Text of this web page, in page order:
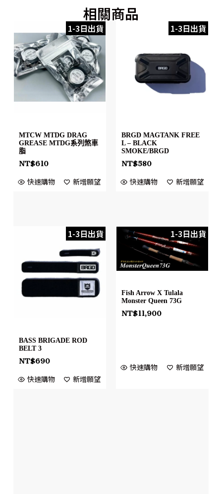
相關商品
1-3日出貨
MTCW MTDG DRAG
GREASE MTDG系列煞車
脂
NT$610
快速購物 新增願望
1-3日出貨
BRGD MAGTANK FREE
L – BLACK
SMOKE/BRGD
NT$580
快速購物 新增願望
1-3日出貨
BASS BRIGADE ROD
BELT 3
NT$690
快速購物 新增願望
1-3日出貨
Fish Arrow X Tulala
Monster Queen 73G
NT$11,900
快速購物 新增願望